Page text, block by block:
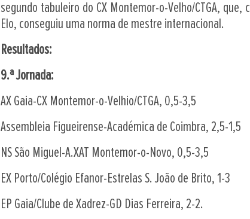
segundo tabuleiro do CX Montemor-o-Velho/CTGA,
Elo, conseguiu uma norma de mestre internacional.
Resultados:
9.ª Jornada:
AX Gaia-CX Montemor-o-Velhio/CTGA, 0,5-3,5
Assembleia Figueirense-Académica de Coimbra, 2,5-1,5
NS São Miguel-A.XAT Montemor-o-Novo, 0,5-3,5
EX Porto/Colégio Efanor-Estrelas S. João de Brito, 1-3
EP Gaia/Clube de Xadrez-GD Dias Ferreira, 2-2.